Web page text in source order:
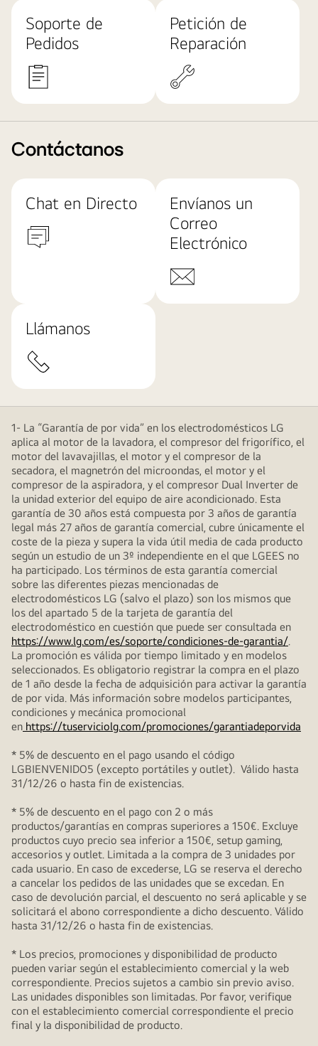
Soporte de
Pedidos
Petición de
Reparación
Contáctanos
Chat en Directo
Envíanos un
Correo
Electrónico
Llámanos
1- La “Garantía de por vida” en los electrodomésticos LG
aplica al motor de la lavadora, el compresor del frigorífico, el
motor del lavavajillas, el motor y el compresor de la
secadora, el magnetrón del microondas, el motor y el
compresor de la aspiradora, y el compresor Dual Inverter de
la unidad exterior del equipo de aire acondicionado. Esta
garantía de 30 años está compuesta por 3 años de garantía
legal más 27 años de garantía comercial, cubre únicamente el
coste de la pieza y supera la vida útil media de cada producto
según un estudio de un 3º independiente en el que LGEES no
ha participado. Los términos de esta garantía comercial
sobre las diferentes piezas mencionadas de
electrodomésticos LG (salvo el plazo) son los mismos que
los del apartado 5 de la tarjeta de garantía del
electrodoméstico en cuestión que puede ser consultada en
https://www.lg.com/es/soporte/condiciones-de-garantia/.
La promoción es válida por tiempo limitado y en modelos
seleccionados. Es obligatorio registrar la compra en el plazo
de 1 año desde la fecha de adquisición para activar la garantía
de por vida. Más información sobre modelos participantes,
condiciones y mecánica promocional
en https://tuserviciolg.com/promociones/garantiadeporvida
* 5% de descuento en el pago usando el código
LGBIENVENIDO5 (excepto portátiles y outlet). Válido hasta
31/12/26 o hasta fin de existencias.
* 5% de descuento en el pago con 2 o más
productos/garantías en compras superiores a 150€. Excluye
productos cuyo precio sea inferior a 150€, setup gaming,
accesorios y outlet. Limitada a la compra de 3 unidades por
cada usuario. En caso de excederse, LG se reserva el derecho
a cancelar los pedidos de las unidades que se excedan. En
caso de devolución parcial, el descuento no será aplicable y se
solicitará el abono correspondiente a dicho descuento. Válido
hasta 31/12/26 o hasta fin de existencias.
* Los precios, promociones y disponibilidad de producto
pueden variar según el establecimiento comercial y la web
correspondiente. Precios sujetos a cambio sin previo aviso.
Las unidades disponibles son limitadas. Por favor, verifique
con el establecimiento comercial correspondiente el precio
final y la disponibilidad de producto.